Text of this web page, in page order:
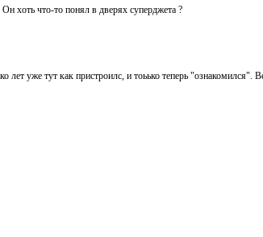
хоть что-то понял в дверях суперджета ?
лет уже тут как пристроилс, и тоьько теперь "ознакомился".